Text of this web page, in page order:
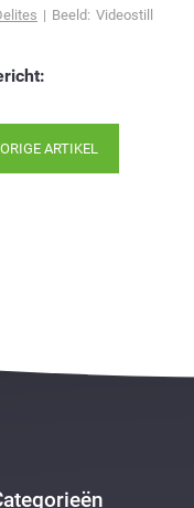
| Beeld: Videostill
ARTIKEL